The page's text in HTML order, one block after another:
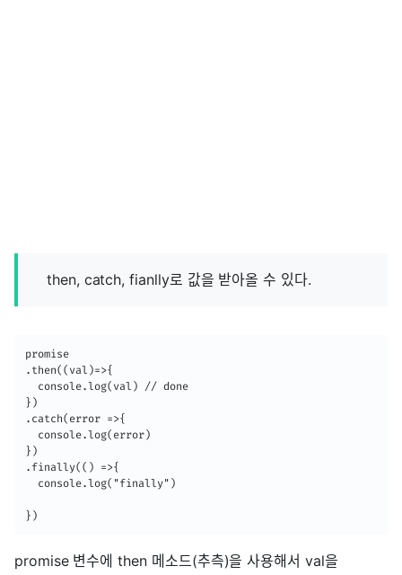
then, catch, fianlly로 값을 받아올 수 있다.
promise
.then((val)=>{
  console.log(val) // done
})
.catch(error =>{
  console.log(error)
})
.finally(() =>{
  console.log("finally")
})
promise 변수에 then 메소드(추측)을 사용해서 val을